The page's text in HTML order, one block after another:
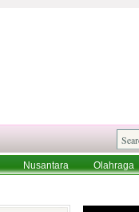
Nusantara Olahraga